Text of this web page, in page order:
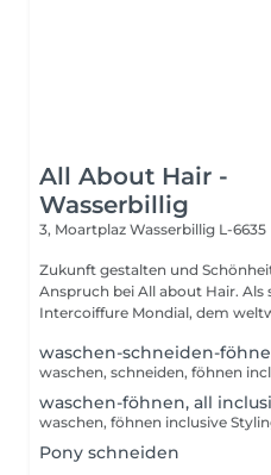
All About Hair -
Wasserbillig
3, Moartplaz Wasserbillig L-6635
Zukunft gestalten und Schönheit kreieren
Anspruch bei All about Hair. Als
Intercoiffure Mondial, dem
waschen-schneiden-
waschen, schneiden, föhnen
waschen-föhnen, all
waschen, föhnen inclusive
Pony schneiden